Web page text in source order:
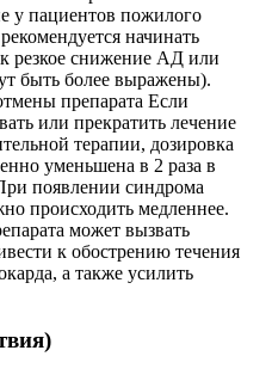
у пациентов пожилого
начинать
резкое снижение АД или
быть более выражены).
препарата Если
или прекратить лечение
терапии, дозировка
уменьшена в 2 раза в
появлении синдрома
происходить медленнее.
может вызвать
к обострению течения
а также усилить